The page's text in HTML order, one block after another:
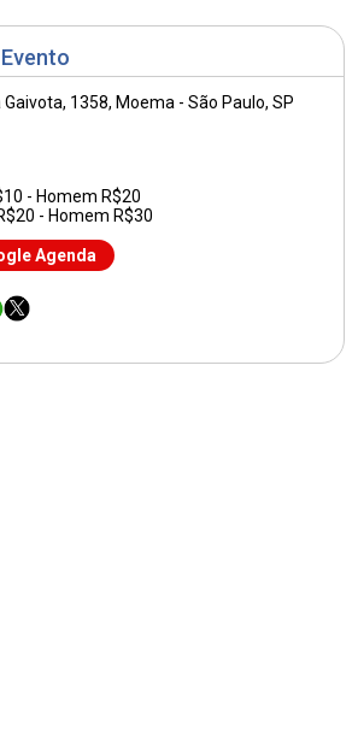
Gaivota, 1358, Moema - São Paulo, SP
- Homem R$20
- Homem R$30
Agenda